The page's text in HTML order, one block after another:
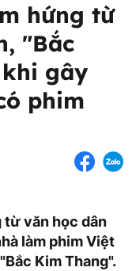
hứng từ
"Bắc
gây
phim
từ văn học dân
làm phim Việt
Kim Thang".